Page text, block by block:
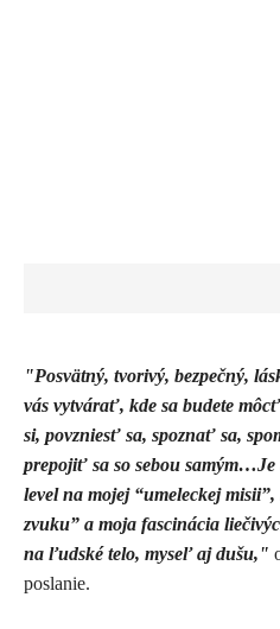
​"Posvätný, tvorivý, bezpečný,
vás vytvárať, kde sa budete
si, povzniesť sa, spoznať sa,
prepojiť sa so sebou
level na mojej “umeleckej
zvuku” a moja fascinácia
na ľudské telo, myseľ aj dušu,"
poslanie.